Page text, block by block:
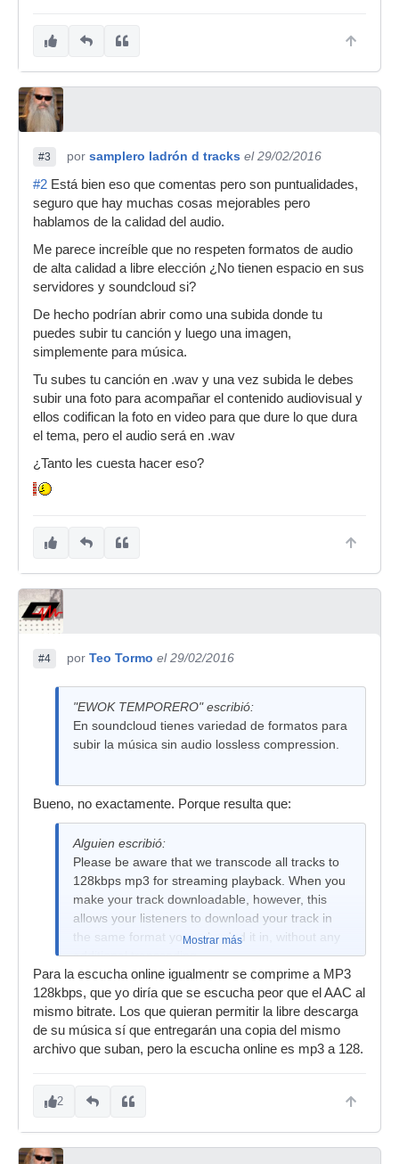
#3 por samplero ladrón d tracks el 29/02/2016
#2 Está bien eso que comentas pero son puntualidades,
seguro que hay muchas cosas mejorables pero
hablamos de la calidad del audio.
Me parece increíble que no respeten formatos de audio
de alta calidad a libre elección ¿No tienen espacio en sus
servidores y soundcloud si?
De hecho podrían abrir como una subida donde tu
puedes subir tu canción y luego una imagen,
simplemente para música.
Tu subes tu canción en .wav y una vez subida le debes
subir una foto para acompañar el contenido audiovisual y
ellos codifican la foto en video para que dure lo que dura
el tema, pero el audio será en .wav
¿Tanto les cuesta hacer eso?
#4 por Teo Tormo el 29/02/2016
"EWOK TEMPORERO" escribió:
En soundcloud tienes variedad de formatos para
subir la música sin audio lossless compression.
Bueno, no exactamente. Porque resulta que:
Alguien escribió:
Please be aware that we transcode all tracks to
128kbps mp3 for streaming playback. When you
make your track downloadable, however, this
allows your listeners to download your track in
the same format you uploaded it in, without any
additional transcoding.
Mostrar más
Para la escucha online igualmentr se comprime a MP3
128kbps, que yo diría que se escucha peor que el AAC al
mismo bitrate. Los que quieran permitir la libre descarga
de su música sí que entregarán una copia del mismo
archivo que suban, pero la escucha online es mp3 a 128.
2